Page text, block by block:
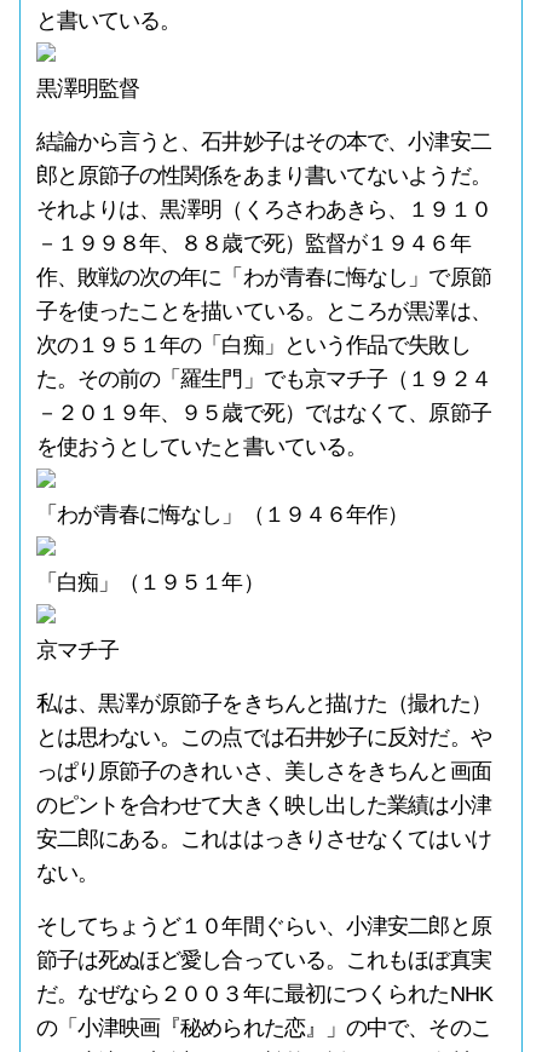
と書いている。
黒澤明監督
結論から言うと、石井妙子はその本で、小津安二
郎と原節子の性関係をあまり書いてないようだ。
それよりは、黒澤明（くろさわあきら、１９１０
－１９９８年、８８歳で死）監督が１９４６年
作、敗戦の次の年に「わが青春に悔なし」で原節
子を使ったことを描いている。ところが黒澤は、
次の１９５１年の「白痴」という作品で失敗し
た。その前の「羅生門」でも京マチ子（１９２４
－２０１９年、９５歳で死）ではなくて、原節子
を使おうとしていたと書いている。
「わが青春に悔なし」（１９４６年作）
「白痴」（１９５１年）
京マチ子
私は、黒澤が原節子をきちんと描けた（撮れた）
とは思わない。この点では石井妙子に反対だ。や
っぱり原節子のきれいさ、美しさをきちんと画面
のピントを合わせて大きく映し出した業績は小津
安二郎にある。これははっきりさせなくてはいけ
ない。
そしてちょうど１０年間ぐらい、小津安二郎と原
節子は死ぬほど愛し合っている。これもほぼ真実
だ。なぜなら２００３年に最初につくられたNHK
の「小津映画『秘められた恋』」の中で、そのこ